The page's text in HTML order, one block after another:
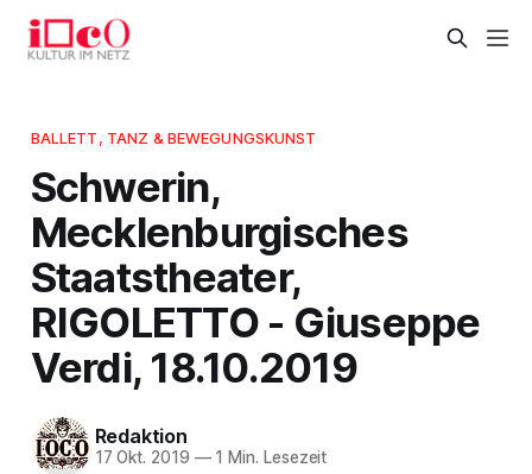
BALLETT, TANZ & BEWEGUNGSKUNST
Schwerin,
Mecklenburgisches
Staatstheater,
RIGOLETTO - Giuseppe
Verdi, 18.10.2019
Redaktion
17 Okt. 2019 —1 Min. Lesezeit